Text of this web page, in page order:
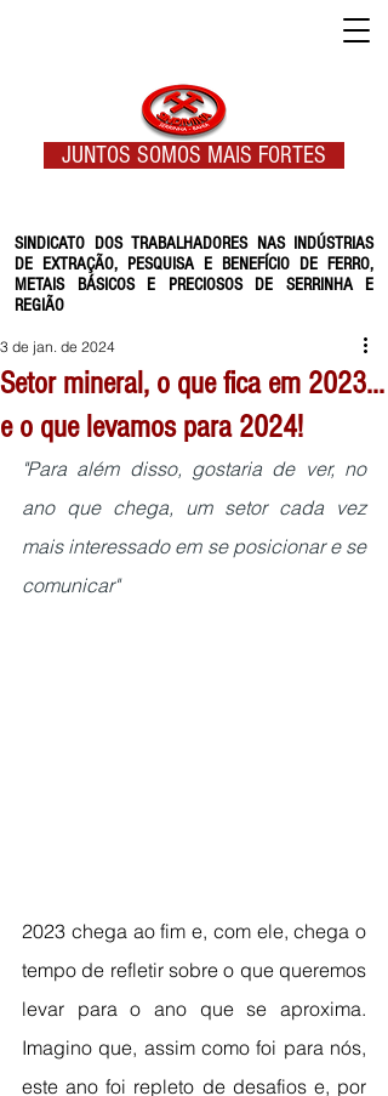
SINDICATO DOS TRABALHADORES NAS INDÚSTRIAS
DE EXTRAÇÃO, PESQUISA E BENEFÍCIO DE FERRO,
METAIS BÁSICOS E PRECIOSOS DE SERRINHA E
REGIÃO
JUNTOS SOMOS MAIS FORTES
Setor mineral, o que fica em 2023...
e o que levamos para 2024!
3 de jan. de 2024
"Para além disso, gostaria de ver, no
ano que chega, um setor cada vez
mais interessado em se posicionar e se
comunicar"
2023 chega ao fim e, com ele, chega o
tempo de refletir sobre o que queremos
levar para o ano que se aproxima.
Imagino que, assim como foi para nós,
este ano foi repleto de desafios e, por